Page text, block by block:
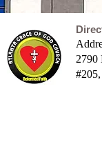
2790
#205,